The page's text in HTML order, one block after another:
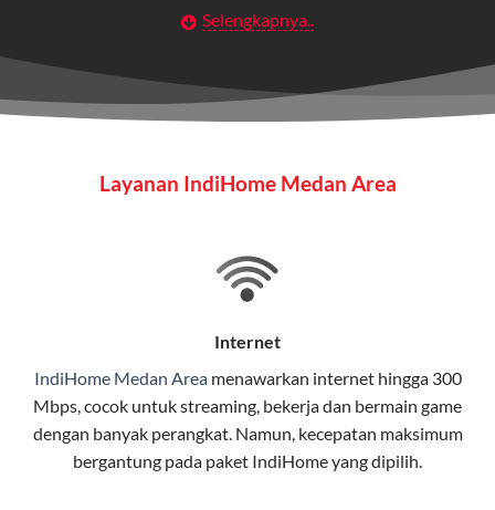
Layanan Wifi Indihome ini dirancang untuk
maupun individu yang membutuhkan konektivitas dan
hiburan berkualitas tinggi.
pengguna rumah dan bisnis.
stabil, dan memiliki berbagai pilihan paket IndiHome
Selain internet, layanan IndiHome juga mencakup TV
interaktif (IndiHome TV) dan telepon rumah dalam
satu paket.
Selengkapnya..
Layanan IndiHome Medan Area
Internet
IndiHome Medan Areamenawarkan internethingga 300
Mbps, cocok untuk streaming, bekerja dan bermain game
dengan banyak perangkat. Namun, kecepatan maksimum
bergantung pada paket IndiHome yang dipilih.